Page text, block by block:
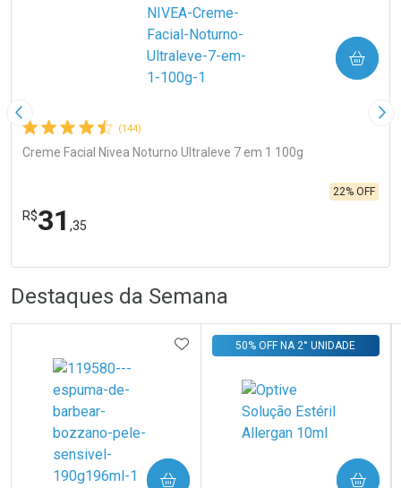
Imagem Anterior
(144)
Creme Facial Nivea Noturno Ultraleve 7 em 1 100g
R$31 ,35
22% OFF
COMPRAR
Laboratório
Ativar Desconto
Por Menos
Destaques da Semana
ADICIONAR AOS FAVORITOS
COMPRAR
50% OFF NA 2° UNIDADE
COMPRAR